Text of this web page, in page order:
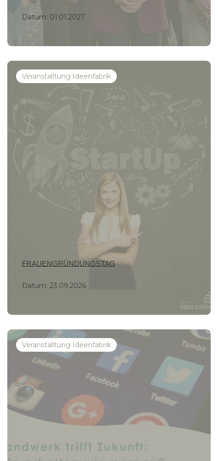
Datum: 01.01.2027
Veranstalltung Ideenfabrik
FRAUENGRÜNDUNGSTAG
Datum: 23.09.2026
Veranstalltung Ideenfabrik